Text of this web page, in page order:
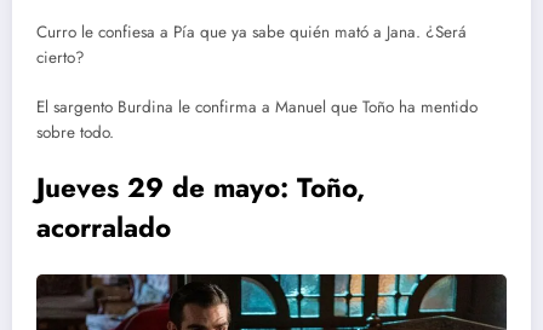
Curro le confiesa a Pía que ya sabe quién mató a Jana. ¿Será
cierto?
El sargento Burdina le confirma a Manuel que Toño ha mentido
sobre todo.
Jueves 29 de mayo: Toño,
acorralado